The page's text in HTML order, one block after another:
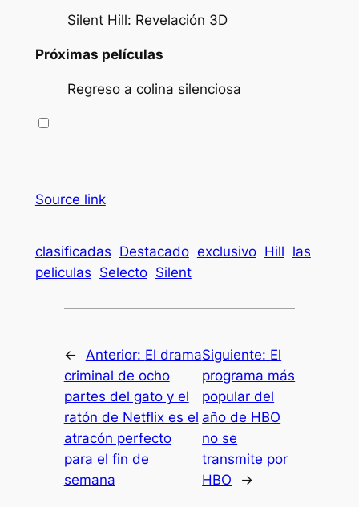
Silent Hill: Revelación 3D
Próximas películas
Regreso a colina silenciosa
Source link
clasificadas Destacado exclusivo Hill las
peliculas Selecto Silent
← Anterior: El drama
criminal de ocho
partes del gato y el
ratón de Netflix es el
atracón perfecto
para el fin de
semana
Siguiente: El
programa más
popular del
año de HBO
no se
transmite por
HBO
→